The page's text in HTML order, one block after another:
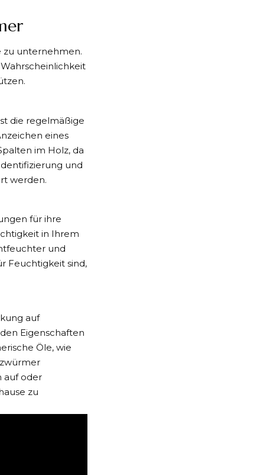
zu unternehmen.
die regelmäßige
eines
im Holz, da
und
werden.
für ihre
in Ihrem
und
Feuchtigkeit sind,
auf
Eigenschaften
Öle, wie
auf oder
zu